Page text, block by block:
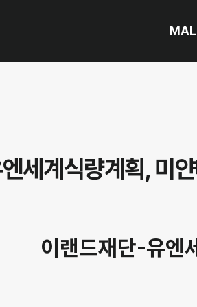
세계식량계획, 미
이랜드재단-유엔